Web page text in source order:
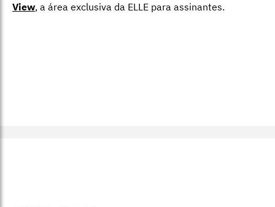
View, a área exclusiva da ELLE para assinantes.